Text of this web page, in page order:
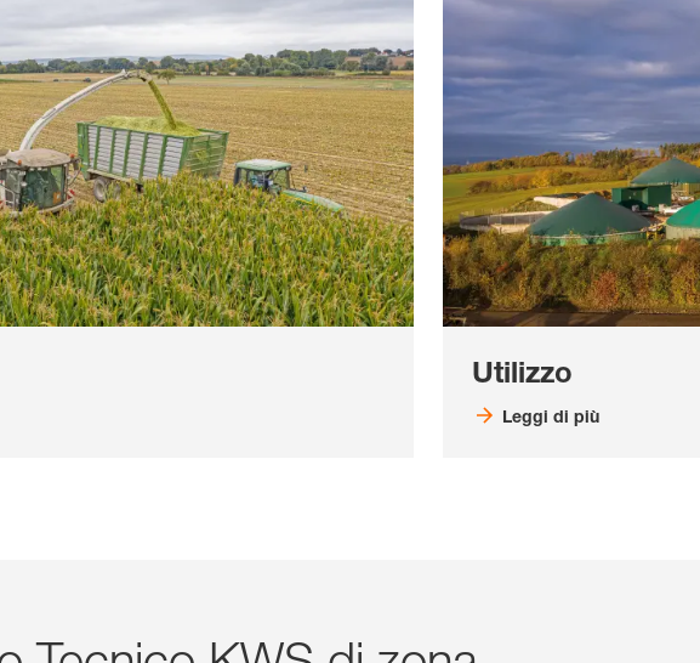
Utilizzo
Leggi di più